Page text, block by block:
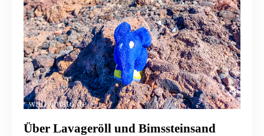
Über Lavageröll und Bimssteinsand